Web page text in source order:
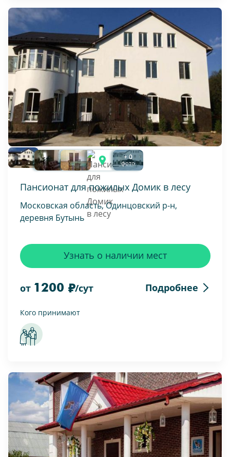
+ 0
фото
Пансионат для пожилых Домик в лесу
Московская область, Одинцовский р-н,
деревня Бутынь
от 1200 /сут Подробнее
Узнать о наличии мест
Кого принимают